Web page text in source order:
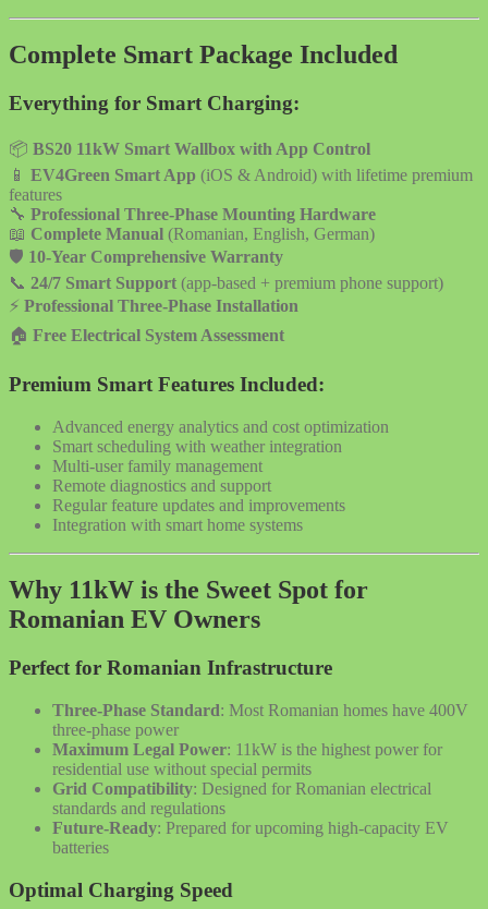
Complete Smart Package Included
Everything for Smart Charging:
📦 BS20 11kW Smart Wallbox with App Control
📱 EV4Green Smart App (iOS & Android) with lifetime premium
features
🔧 Professional Three-Phase Mounting Hardware
📖 Complete Manual (Romanian, English, German)
🛡️ 10-Year Comprehensive Warranty
📞 24/7 Smart Support (app-based + premium phone support)
⚡ Professional Three-Phase Installation
🏠 Free Electrical System Assessment
Premium Smart Features Included:
Advanced energy analytics and cost optimization
Smart scheduling with weather integration
Multi-user family management
Remote diagnostics and support
Regular feature updates and improvements
Integration with smart home systems
Why 11kW is the Sweet Spot for
Romanian EV Owners
Perfect for Romanian Infrastructure
Three-Phase Standard: Most Romanian homes have 400V
three-phase power
Maximum Legal Power: 11kW is the highest power for
residential use without special permits
Grid Compatibility: Designed for Romanian electrical
standards and regulations
Future-Ready: Prepared for upcoming high-capacity EV
batteries
Optimal Charging Speed